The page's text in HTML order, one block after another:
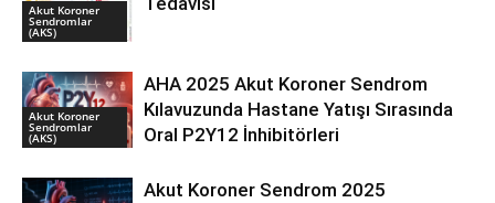
Akut Koroner
Sendromlar
(AKS)
Akut Koroner
Sendromlar
(AKS)
AHA 2025 Akut Koroner Sendrom
Kılavuzunda Hastane Yatışı Sırasında
Oral P2Y12 İnhibitörleri
Akut Koroner Sendrom 2025